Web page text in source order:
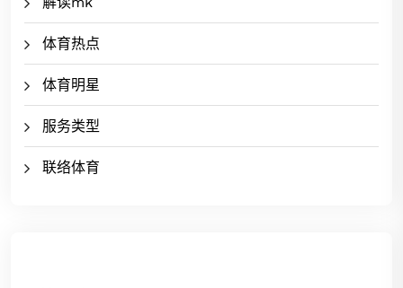
体育热点
体育明星
服务类型
联络体育